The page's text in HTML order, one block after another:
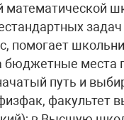
математической
помогает
бюджетные
путь и
факультет